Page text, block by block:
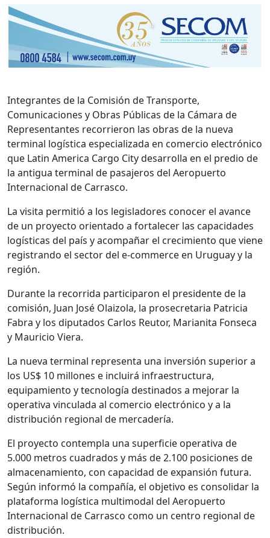
Integrantes de la Comisión de Transporte,
Comunicaciones y Obras Públicas de la Cámara de
Representantes recorrieron las obras de la nueva
terminal logística especializada en comercio electrónico
que Latin America Cargo City desarrolla en el predio de
la antigua terminal de pasajeros del Aeropuerto
Internacional de Carrasco.
La visita permitió a los legisladores conocer el avance
de un proyecto orientado a fortalecer las capacidades
logísticas del país y acompañar el crecimiento que viene
registrando el sector del e-commerce en Uruguay y la
región.
Durante la recorrida participaron el presidente de la
comisión, Juan José Olaizola, la prosecretaria Patricia
Fabra y los diputados Carlos Reutor, Marianita Fonseca
y Mauricio Viera.
La nueva terminal representa una inversión superior a
los US$ 10 millones e incluirá infraestructura,
equipamiento y tecnología destinados a mejorar la
operativa vinculada al comercio electrónico y a la
distribución regional de mercadería.
El proyecto contempla una superficie operativa de
5.000 metros cuadrados y más de 2.100 posiciones de
almacenamiento, con capacidad de expansión futura.
Según informó la compañía, el objetivo es consolidar la
plataforma logística multimodal del Aeropuerto
Internacional de Carrasco como un centro regional de
distribución.